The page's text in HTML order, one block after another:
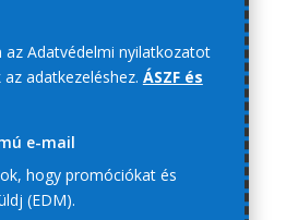
Adatvédelmi nyilatkozatot
adatkezeléshez. ÁSZF és
e-mail
hogy promóciókat és
(EDM).